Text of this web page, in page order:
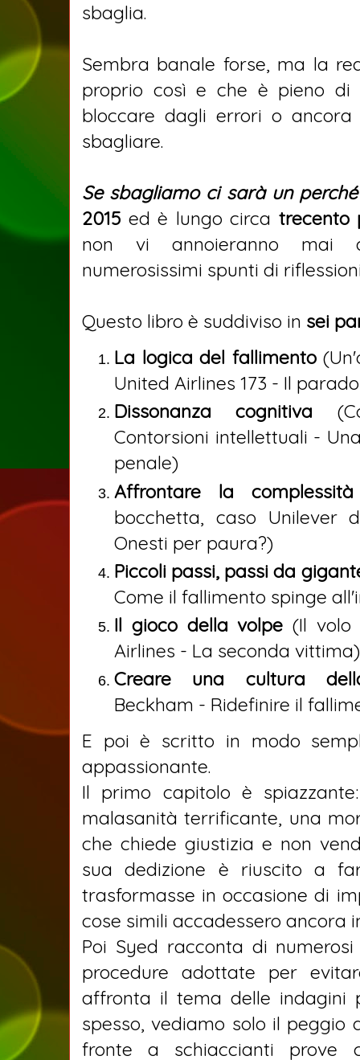
sbaglia.
Sembra banale forse, ma la
proprio così e che è pieno di
bloccare dagli errori o
sbagliare.
Se sbagliamo ci sarà un perché
2015 ed è lungo circa trecento
non vi annoieranno mai
numerosissimi spunti di
Questo libro è suddiviso in sei
La logica del fallimento
United Airlines 173 - Il
Dissonanza cognitiva
Contorsioni intellettuali -
penale)
Affrontare la complessità
bocchetta, caso Unilever
Onesti per paura?)
Piccoli passi, passi da
Come il fallimento spinge
Il gioco della volpe(Il volo
Airlines - La seconda vittima)
Creare una cultura
Beckham - Ridefinire il
E poi è scritto in modo
appassionante.
Il primo capitolo è
malasanità terrificante, una
che chiede giustizia e non
sua dedizione è riuscito a
trasformasse in occasione di
cose simili accadessero ancora
Poi Syed racconta di
procedure adottate per
affronta il tema delle indagini
spesso, vediamo solo il peggio
fronte a schiaccianti prove